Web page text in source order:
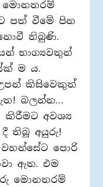
මොනතරම්
පත් වීමේ පින
තිබුණි.
භාග්‍යවතුන්
ම ය.
කිසිවෙකුත්
බලන්න…
කිරීමට අවශ්‍ය
තිබූ අයුරු!
පොරි
ඇත. එම
මොනතරම්